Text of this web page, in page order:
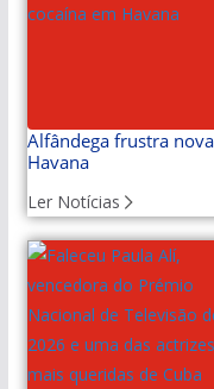
Alfândega frustra
Havana
Ler Notícias